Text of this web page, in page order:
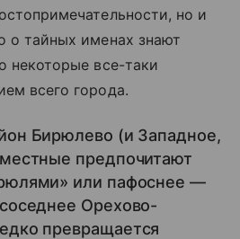
но и
о тайных именах знают
некоторые все-таки
всего города.
Бирюлево (и Западное,
предпочитают
или пафоснее —
Орехово-
превращается